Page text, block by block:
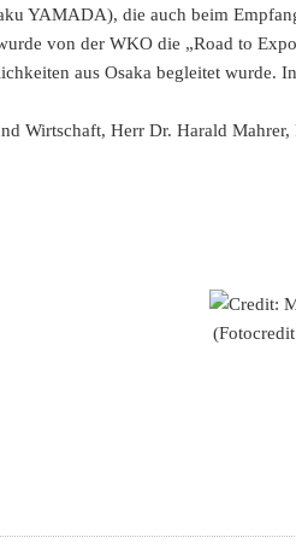
YAMADA), die auch beim
von der WKO die „Road to
aus Osaka begleitet wurde.
Wirtschaft, Herr Dr. Harald